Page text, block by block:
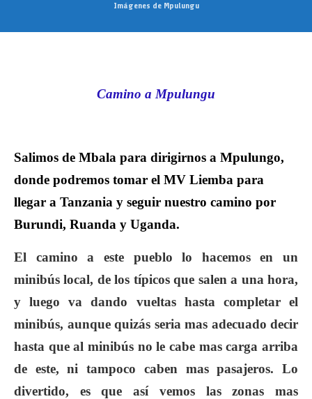
Imágenes de Mpulungu
Camino a Mpulungu
Salimos de Mbala para dirigirnos a Mpulungo,
donde podremos tomar el MV Liemba para
llegar a Tanzania y seguir nuestro camino por
Burundi, Ruanda y Uganda.
El camino a este pueblo lo hacemos en un
minibús local, de los típicos que salen a una hora,
y luego va dando vueltas hasta completar el
minibús, aunque quizás seria mas adecuado decir
hasta que al minibús no le cabe mas carga arriba
de este, ni tampoco caben mas pasajeros. Lo
divertido, es que así vemos las zonas mas